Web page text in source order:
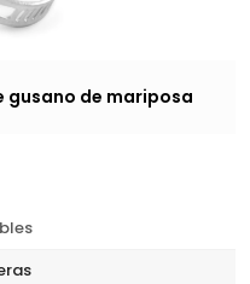
gusano de mariposa